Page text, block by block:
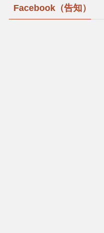
Facebook（告知）